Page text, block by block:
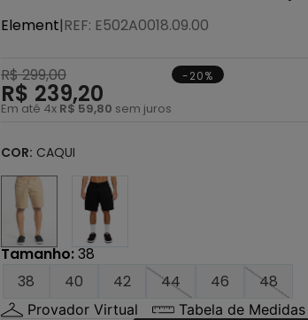
Element|REF: E502A0018.09.00
R$299,00
R$ 239,20
Em até 4x R$ 59,80 sem juros
-20%
COR: CAQUI
Tamanho:38
38
40 42 44 46 48
Provador Virtual
Tabela de Medidas